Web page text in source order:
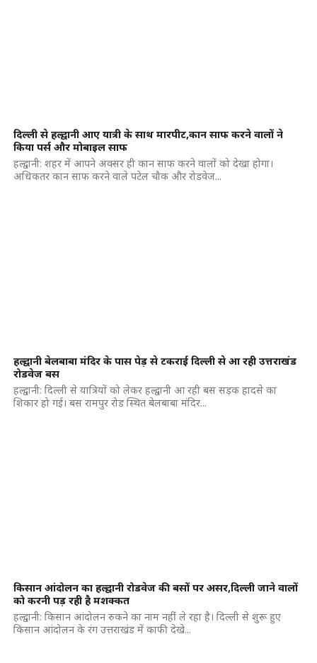
दिल्ली से हल्द्वानी आए यात्री के साथ मारपीट,कान साफ करने वालों ने
किया पर्स और मोबाइल साफ
हल्द्वानी: शहर में आपने अक्सर ही कान साफ करने वालों को देखा होगा।
अधिकतर कान साफ करने वाले पटेल चौक और रोडवेज...
हल्द्वानी बेलबाबा मंदिर के पास पेड़ से टकराई दिल्ली से आ रही उत्तराखंड
रोडवेज बस
हल्द्वानी: दिल्ली से यात्रियों को लेकर हल्द्वानी आ रही बस सड़क हादसे का
शिकार हो गई। बस रामपुर रोड स्थित बेलबाबा मंदिर...
किसान आंदोलन का हल्द्वानी रोडवेज की बसों पर असर,दिल्ली जाने वालों
को करनी पड़ रही है मशक्कत
हल्द्वानी: किसान आंदोलन रुकने का नाम नहींं ले रहा है। दिल्ली से शुरू हुए
किसान आंदोलन के रंग उत्तराखंड में काफी देखे...